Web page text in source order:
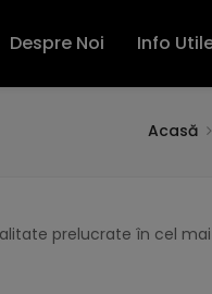
Despre Noi Info
Acasă
prelucrate în cel